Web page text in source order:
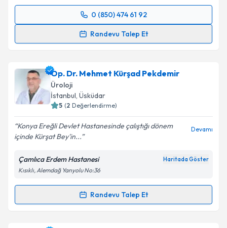
Metni'ni okudum ve kişisel verilerimin belirtilen
kapsamda işlenmesini kabul ediyorum.
Takvim Talebini Gönder
0 (850) 474 61 92
Randevu Talep Et
Randevu Takvimi Talebi
takvim hazırlandığında e-posta ile bilgilendireceğiz.
E-posta Adresiniz
Kişisel verilerimin işlenmesine ilişkin
kapsamda işlenmesini kabul ediyorum.
Takvim Talebini Gönder
Op. Dr. Mehmet Kürşad Pekdemir
Üroloji
İstanbul, Üsküdar
5 (2 Değerlendirme)
Konya Ereğli Devlet Hastanesinde çalıştığı dönem
içinde Kürşat Bey'in...
Devamı
Çamlıca Erdem Hastanesi Haritada Göster
Kısıklı, Alemdağ Yanyolu No:36
Randevu Talep Et
Randevu Takvimi Talebi